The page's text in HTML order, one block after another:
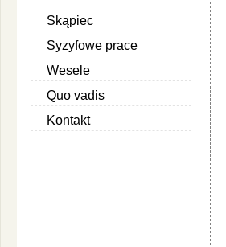
Skąpiec
Syzyfowe prace
Wesele
Quo vadis
Kontakt